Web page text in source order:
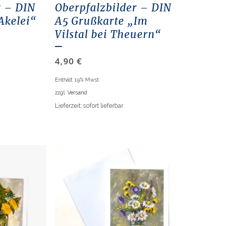
– DIN
Oberpfalzbilder – DIN
A5 Grußkarte „Im
Vilstal bei Theuern“
4,90 €
Enthält 19% Mwst
zzgl. Versand
Lieferzeit: sofort lieferbar